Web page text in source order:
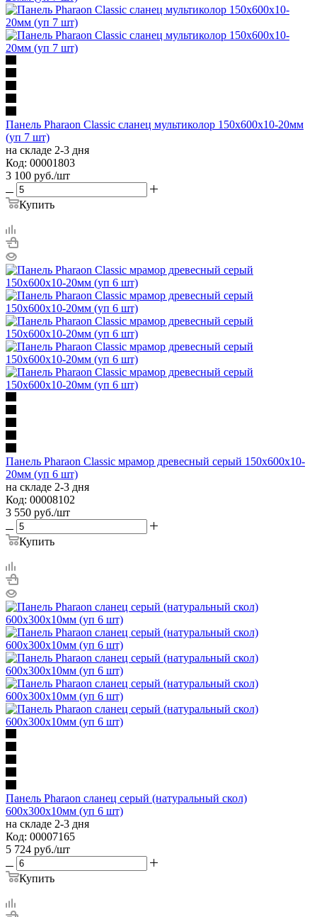
Панель Pharaon Classic сланец мультиколор 150х600х10-20мм
(уп 7 шт)
на складе 2-3 дня
Код: 00001803
3 100 руб./шт
Купить
Панель Pharaon Classic мрамор древесный серый 150х600х10-
20мм (уп 6 шт)
на складе 2-3 дня
Код: 00008102
3 550 руб./шт
Купить
Панель Pharaon сланец серый (натуральный скол)
600х300х10мм (уп 6 шт)
на складе 2-3 дня
Код: 00007165
5 724 руб./шт
Купить